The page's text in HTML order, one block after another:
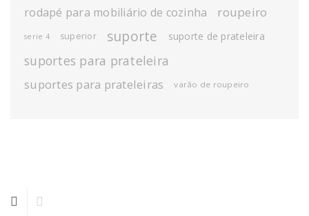
rodapé para mobiliário de cozinha roupeiro
serie 4 superior suporte suporte de prateleira
suportes para prateleira
suportes para prateleiras varão de roupeiro